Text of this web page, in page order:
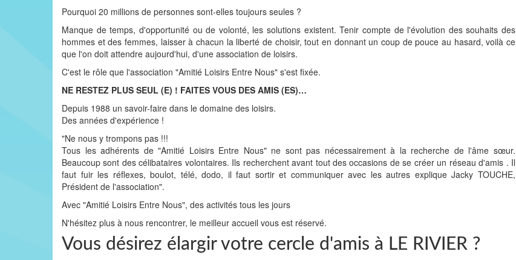
Pourquoi 20 millions de personnes sont-elles toujours seules ?
Manque de temps, d'opportunité ou de volonté, les solutions existent. Tenir compte de l'évolution des souhaits des
hommes et des femmes, laisser à chacun la liberté de choisir, tout en donnant un coup de pouce au hasard, voilà ce
que l'on doit attendre aujourd'hui, d'une association de loisirs.
C'est le rôle que l'association "Amitié Loisirs Entre Nous" s'est fixée.
NE RESTEZ PLUS SEUL (E) ! FAITES VOUS DES AMIS (ES)…
Depuis 1988 un savoir-faire dans le domaine des loisirs.
Des années d'expérience !
"Ne nous y trompons pas !!!
Tous les adhérents de "Amitié Loisirs Entre Nous" ne sont pas nécessairement à la recherche de l'âme sœur.
Beaucoup sont des célibataires volontaires. Ils recherchent avant tout des occasions de se créer un réseau d'amis . Il
faut fuir les réflexes, boulot, télé, dodo, il faut sortir et communiquer avec les autres explique Jacky TOUCHE,
Président de l'association".
Avec "Amitié Loisirs Entre Nous", des activités tous les jours
N'hésitez plus à nous rencontrer, le meilleur accueil vous est réservé.
Vous désirez élargir votre cercle d'amis à LE RIVIER ?